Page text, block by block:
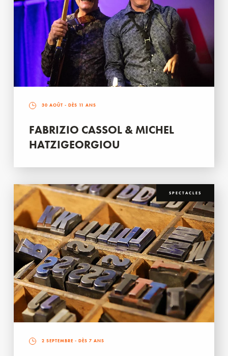
30 AOÛT - DÈS 11 ANS
FABRIZIO CASSOL & MICHEL
HATZIGEORGIOU
SPECTACLES
2 SEPTEMBRE - DÈS 7 ANS